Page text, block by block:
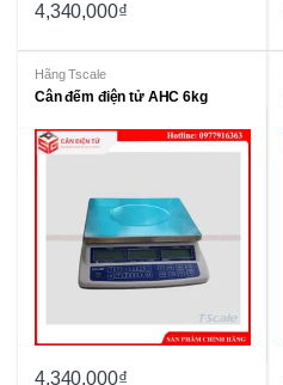
4,340,000₫
Hãng Tscale
Cân đếm điện tử AHC 6kg
4,340,000₫